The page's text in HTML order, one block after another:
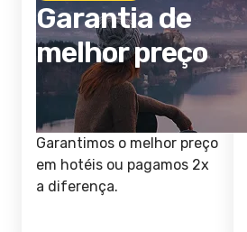
Garantia de
melhor preço
Garantimos o melhor preço
em hotéis ou pagamos 2x
a diferença.